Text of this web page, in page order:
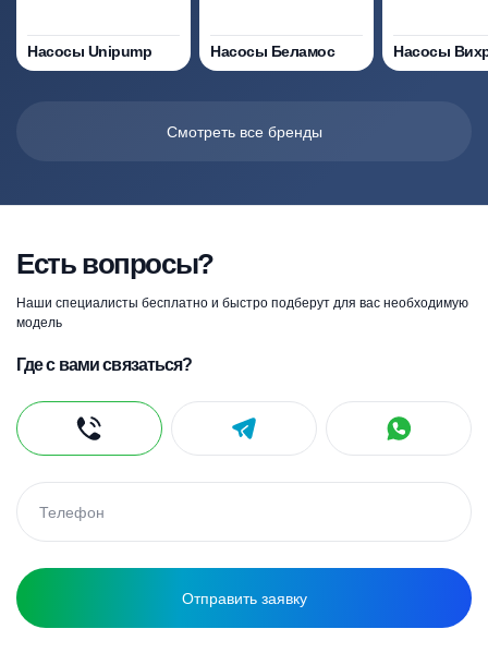
Насосы Unipump Насосы Беламос Насосы
Смотреть все бренды
Есть вопросы?
Наши специалисты бесплатно и быстро подберут для вас необходимую
модель
Где с вами связаться?